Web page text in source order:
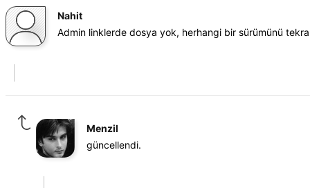
Nahit
Admin linklerde dosya yok, herhangi bir sürümünü
Menzil
güncellendi.